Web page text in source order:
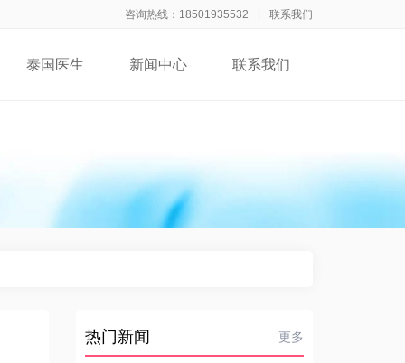
咨询热线：18501935532 联系我们
泰国医生 新闻中心 联系我们
热门新闻 更多